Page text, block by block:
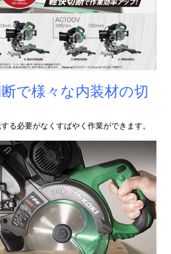
で様々な内装材の切
る必要がなくすばやく作業ができます。